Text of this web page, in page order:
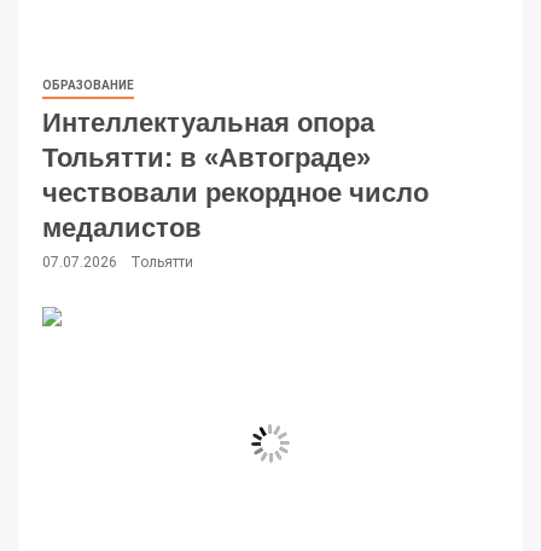
ОБРАЗОВАНИЕ
Интеллектуальная опора
Тольятти: в «Автограде»
чествовали рекордное число
медалистов
07.07.2026 Тольятти